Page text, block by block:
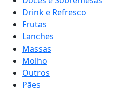
Drink e Refresco
Frutas
Lanches
Massas
Molho
Outros
Pães